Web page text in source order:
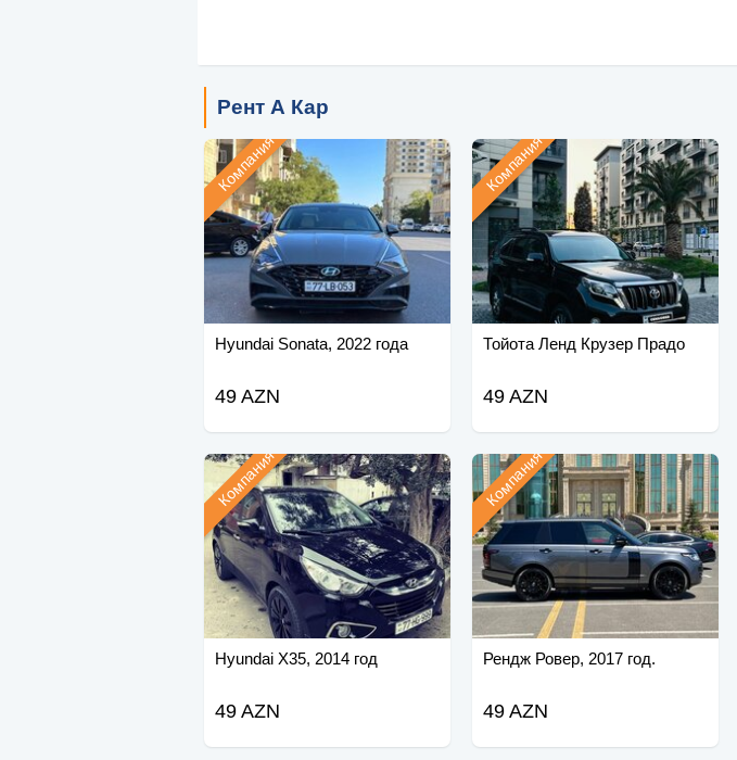
Рент А Кар
Hyundai Sonata, 2022 года
Компания
49 AZN
Тойота Ленд Крузер Прадо
Компания
49 AZN
Hyundai X35, 2014 год
Компания
49 AZN
Рендж Ровер, 2017 год.
Компания
49 AZN